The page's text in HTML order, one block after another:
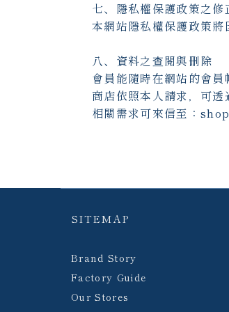
七、隱私權保護政策之修
本網站隱私權保護政策將
八、資料之查閱與刪除
會員能隨時在網站的會員
商店依照本人請求，可透
相關需求可來信至：
SITEMAP
Brand Story
Factory Guide
Our Stores